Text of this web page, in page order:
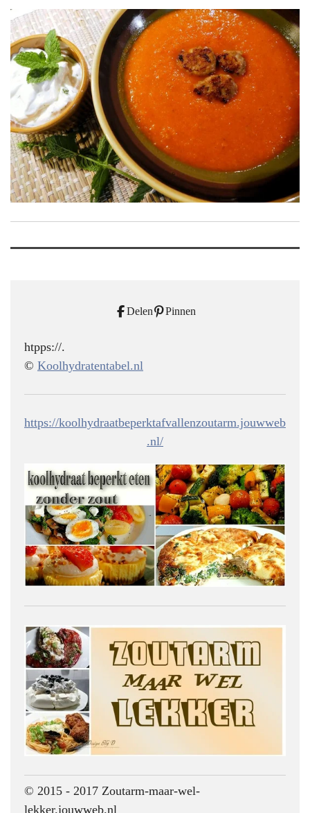
Delen Pinnen
htpps://.
© Koolhydratentabel.nl
https://koolhydraatbeperktafvallenzoutarm.jouwweb
.nl/
© 2015 - 2017 Zoutarm-maar-wel-
lekker.jouwweb.nl